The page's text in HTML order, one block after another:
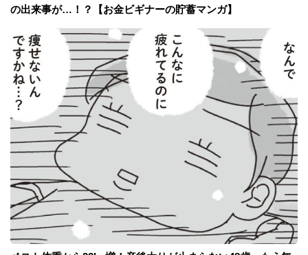
の出来事が…！？【お金ビギナーの貯蓄マンガ】